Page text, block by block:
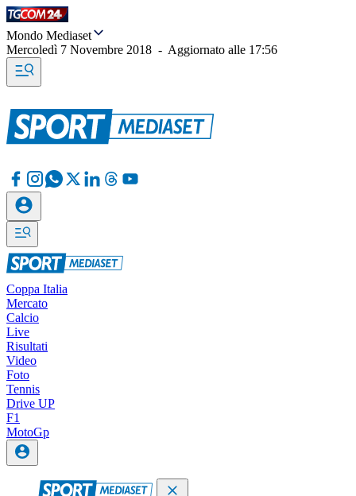
Mondo Mediaset
Mercoledì 7 Novembre 2018 - Aggiornato alle 17:56
Coppa Italia
Mercato
Calcio
Live
Risultati
Video
Foto
Tennis
Drive UP
F1
MotoGp